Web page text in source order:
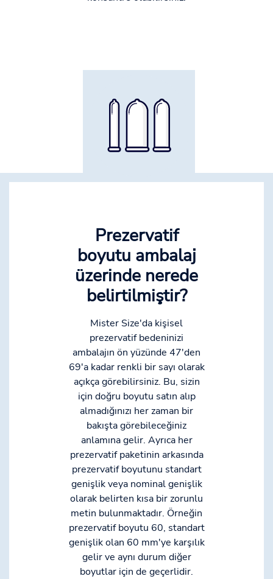
Prezervatif
boyutu ambalaj
üzerinde nerede
belirtilmiştir?
Mister Size'da kişisel
prezervatif bedeninizi
ambalajın ön yüzünde 47'den
69'a kadar renkli bir sayı olarak
açıkça görebilirsiniz. Bu, sizin
için doğru boyutu satın alıp
almadığınızı her zaman bir
bakışta görebileceğiniz
anlamına gelir. Ayrıca her
prezervatif paketinin arkasında
prezervatif boyutunu standart
genişlik veya nominal genişlik
olarak belirten kısa bir zorunlu
metin bulunmaktadır. Örneğin
prezervatif boyutu 60, standart
genişlik olan 60 mm'ye karşılık
gelir ve aynı durum diğer
boyutlar için de geçerlidir.